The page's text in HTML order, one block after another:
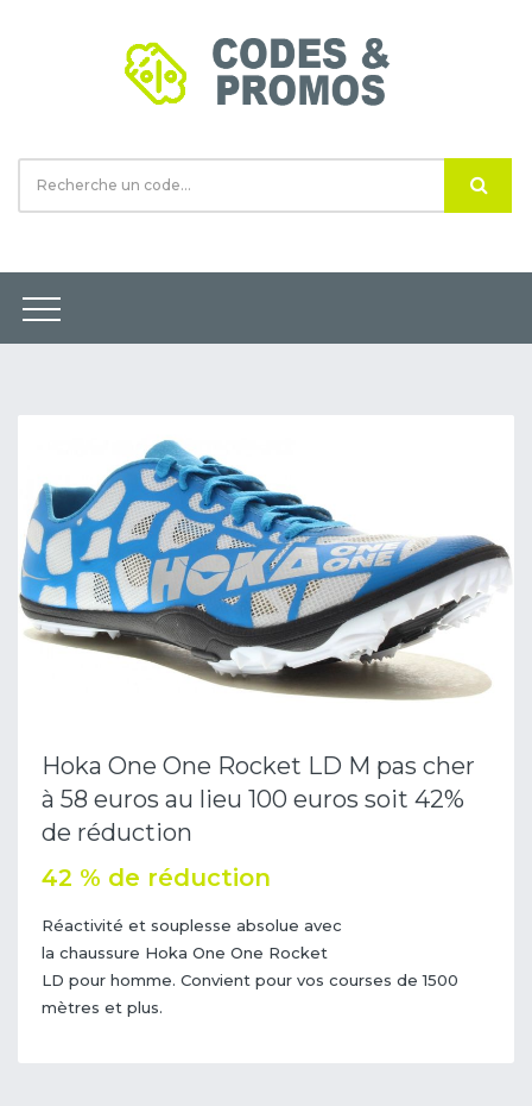
Hoka One One Rocket LD M pas cher
à 58 euros au lieu 100 euros soit 42%
de réduction
42 % de réduction
Réactivité et souplesse absolue avec
la chaussure Hoka One One Rocket
LD pour homme. Convient pour vos courses de 1500
mètres et plus.